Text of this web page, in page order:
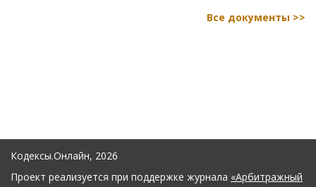
Все документы >>
Кодексы.Онлайн, 2026
Проект реализуется при поддержке журнала «Арбитражный